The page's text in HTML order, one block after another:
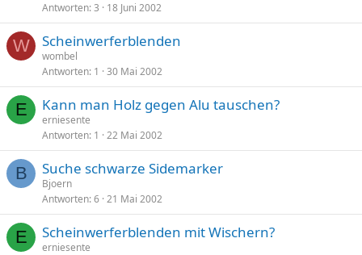
Antworten 3 18 Juni 2002
W Scheinwerferblenden
wombel
Antworten 1 30 Mai 2002
E Kann man Holz gegen Alu tauschen?
erniesente
Antworten 1 22 Mai 2002
B Suche schwarze Sidemarker
Bjoern
Antworten 6 21 Mai 2002
E Scheinwerferblenden mit Wischern?
erniesente